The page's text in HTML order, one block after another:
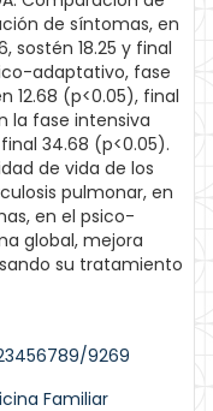
de síntomas, en
sostén 18.25 y final
adaptativo, fase
12.68 (p<0.05), final
la fase intensiva
34.68 (p<0.05).
de vida de los
pulmonar, en
en el psico-
global, mejora
su tratamiento
9269
Familiar